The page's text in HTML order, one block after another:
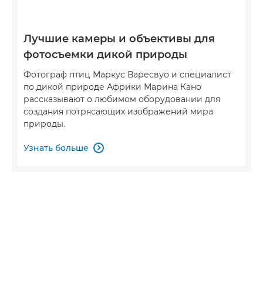
Лучшие камеры и объективы для
фотосъемки дикой природы
Фотограф птиц Маркус Варесвуо и специалист
по дикой природе Африки Марина Кано
рассказывают о любимом оборудовании для
создания потрясающих изображений мира
природы.
Узнать больше 